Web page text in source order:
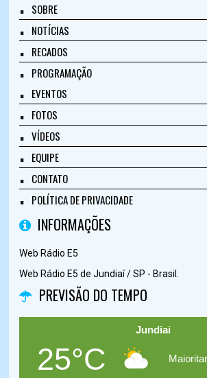
SOBRE
NOTÍCIAS
RECADOS
PROGRAMAÇÃO
EVENTOS
FOTOS
VÍDEOS
EQUIPE
CONTATO
POLÍTICA DE PRIVACIDADE
INFORMAÇÕES
Web Rádio E5
Web Rádio E5 de Jundiaí / SP - Brasil.
PREVISÃO DO TEMPO
Jundiai
25°C